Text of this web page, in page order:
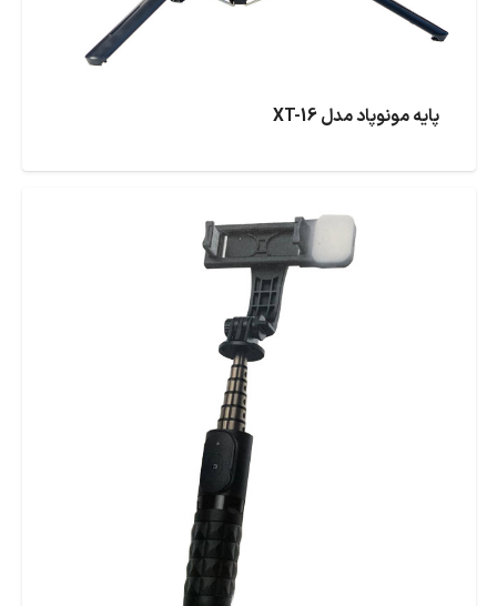
پایه مونوپاد مدل XT-16